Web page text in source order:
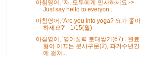
아침영어, '자, 모두에게 인사하세요 ->
Just say hello to everyon...
아침영어, 'Are you into yoga? 요가 좋아
하세요?' - 1/15(월)
아침영어, '영어실력 토대쌓기(67) : 완료
형이 이끄는 분사구문(2), 과거수년간
에 걸쳐...